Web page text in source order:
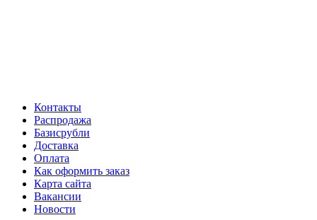
Контакты
Распродажа
Базисрубли
Доставка
Оплата
Как оформить заказ
Карта сайта
Вакансии
Новости